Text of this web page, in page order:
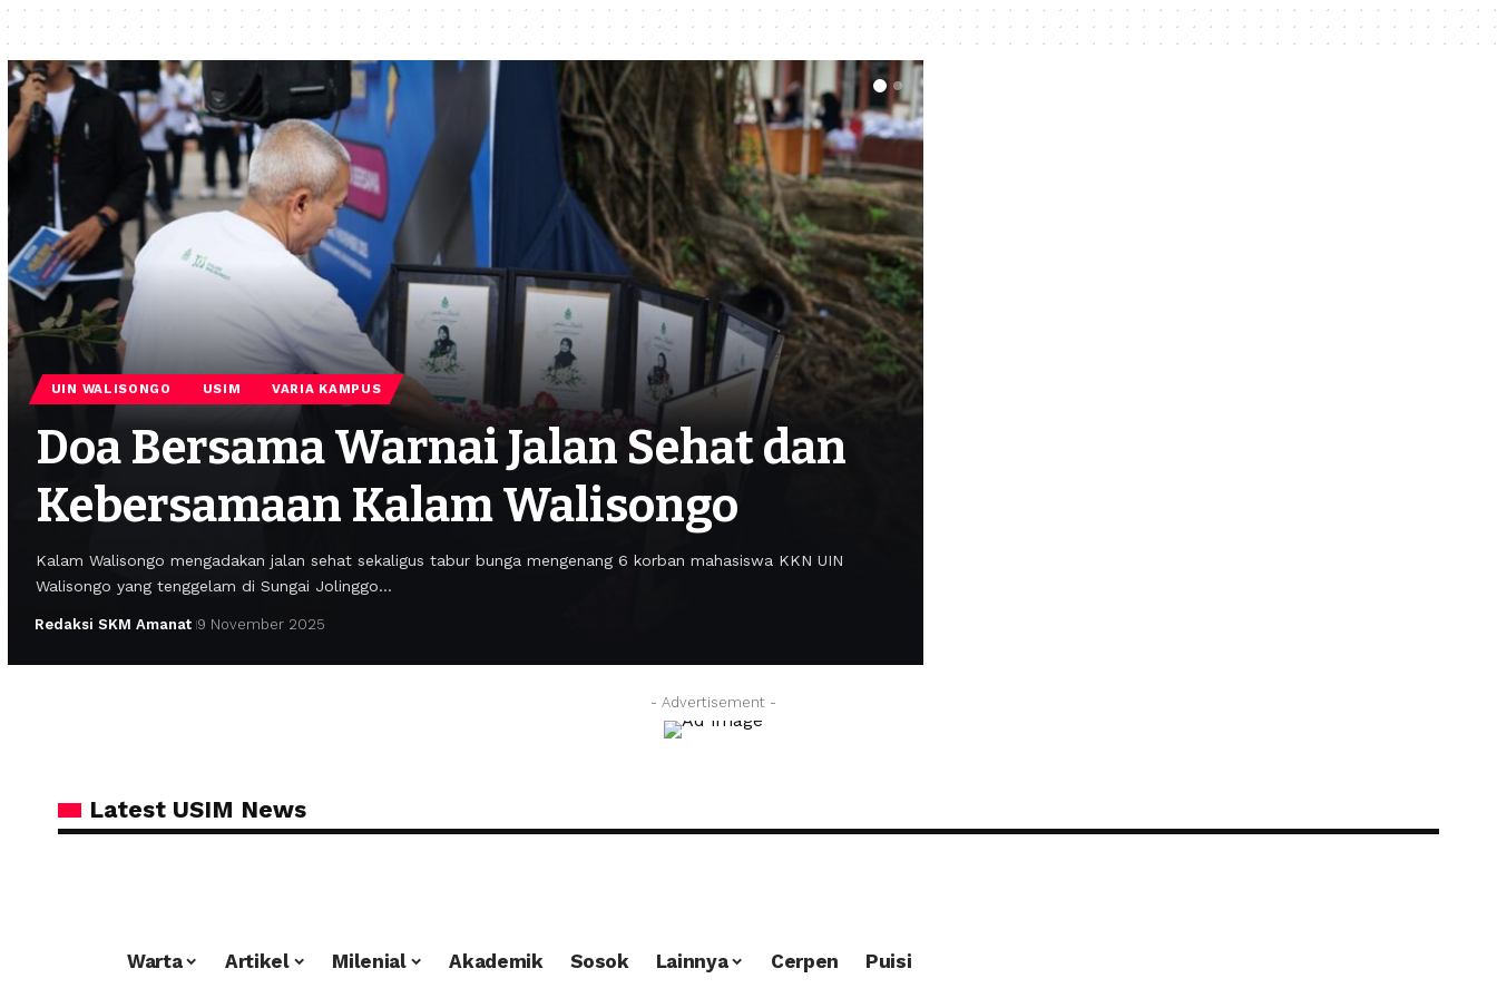
UIN WALISONGO USIM VARIA KAMPUS
Doa Bersama Warnai Jalan Sehat dan
Kebersamaan Kalam Walisongo
Kalam Walisongo mengadakan jalan sehat sekaligus tabur bunga mengenang 6 korban mahasiswa KKN UIN
Walisongo yang tenggelam di Sungai Jolinggo…
Redaksi SKM Amanat 9 November 2025
- Advertisement -
Latest USIM News
Warta Artikel Milenial Akademik Sosok Lainnya Cerpen Puisi